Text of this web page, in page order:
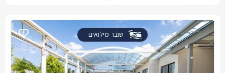
שובר מילואים